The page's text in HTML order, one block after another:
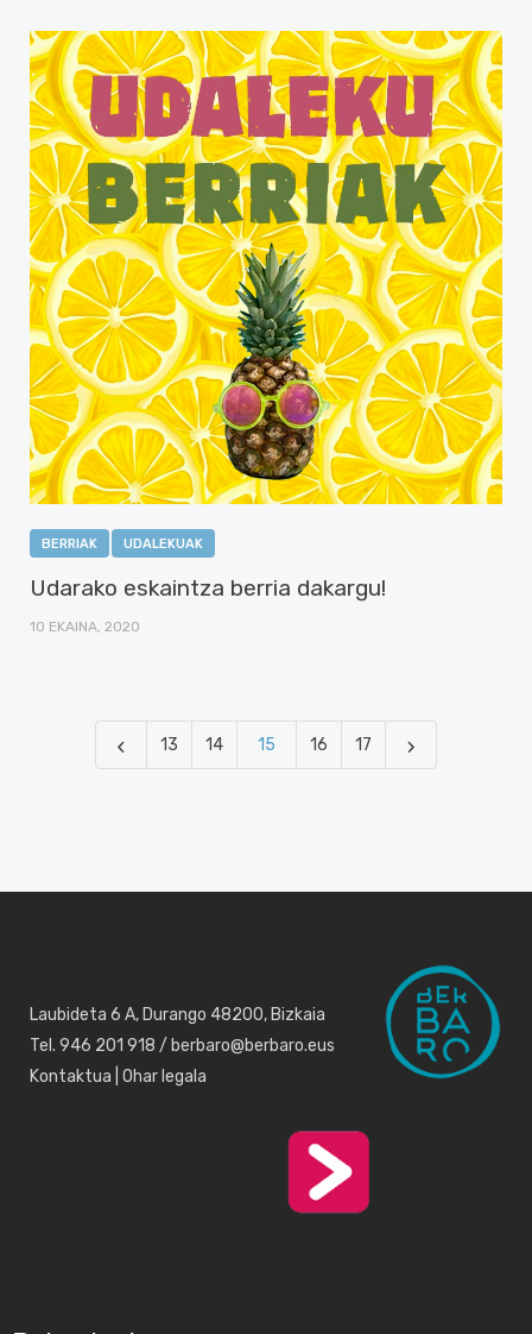
BERRIAK UDALEKUAK
Udarako eskaintza berria dakargu!
10 EKAINA, 2020
13 14 15 16 17
Laubideta 6 A, Durango 48200, Bizkaia
Tel. 946 201 918 / berbaro@berbaro.eus
Kontaktua Ohar legala